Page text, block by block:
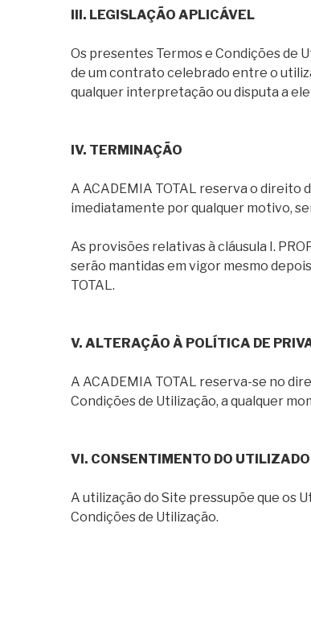
III. LEGISLAÇÃO APLICÁVEL
Os presentes Termos e Condições de
de um contrato celebrado entre o
qualquer interpretação ou disputa a
IV. TERMINAÇÃO
A ACADEMIA TOTAL reserva o direito
imediatamente por qualquer motivo,
As provisões relativas à cláusula I.
serão mantidas em vigor mesmo
TOTAL.
V. ALTERAÇÃO À POLÍTICA DE
A ACADEMIA TOTAL reserva-se no
Condições de Utilização, a qualquer
VI. CONSENTIMENTO DO
A utilização do Site pressupõe que os
Condições de Utilização.